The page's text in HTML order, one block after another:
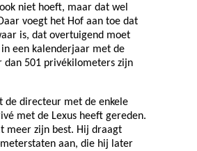
niet hoeft, maar dat wel
voegt het Hof aan toe dat
is, dat overtuigend moet
een kalenderjaar met de
dan 501 privékilometers zijn
de directeur met de enkele
met de Lexus heeft gereden.
meer zijn best. Hij draagt
aan, die hij later